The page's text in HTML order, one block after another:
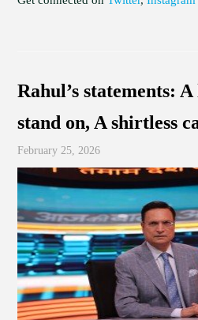
Rahul’s statements:
stand on, A shirtless
February 25, 2026